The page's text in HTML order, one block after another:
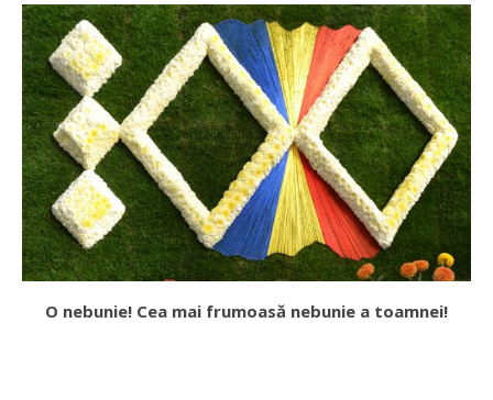
O nebunie! Cea mai frumoasă nebunie a toamnei!